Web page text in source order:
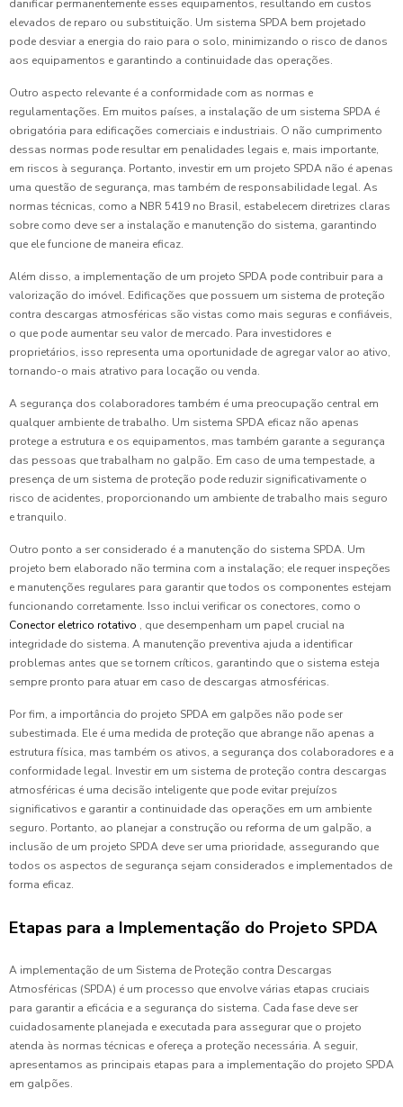
danificar permanentemente esses equipamentos, resultando em custos
elevados de reparo ou substituição. Um sistema SPDA bem projetado
pode desviar a energia do raio para o solo, minimizando o risco de danos
aos equipamentos e garantindo a continuidade das operações.
Outro aspecto relevante é a conformidade com as normas e
regulamentações. Em muitos países, a instalação de um sistema SPDA é
obrigatória para edificações comerciais e industriais. O não cumprimento
dessas normas pode resultar em penalidades legais e, mais importante,
em riscos à segurança. Portanto, investir em um projeto SPDA não é apenas
uma questão de segurança, mas também de responsabilidade legal. As
normas técnicas, como a NBR 5419 no Brasil, estabelecem diretrizes claras
sobre como deve ser a instalação e manutenção do sistema, garantindo
que ele funcione de maneira eficaz.
Além disso, a implementação de um projeto SPDA pode contribuir para a
valorização do imóvel. Edificações que possuem um sistema de proteção
contra descargas atmosféricas são vistas como mais seguras e confiáveis,
o que pode aumentar seu valor de mercado. Para investidores e
proprietários, isso representa uma oportunidade de agregar valor ao ativo,
tornando-o mais atrativo para locação ou venda.
A segurança dos colaboradores também é uma preocupação central em
qualquer ambiente de trabalho. Um sistema SPDA eficaz não apenas
protege a estrutura e os equipamentos, mas também garante a segurança
das pessoas que trabalham no galpão. Em caso de uma tempestade, a
presença de um sistema de proteção pode reduzir significativamente o
risco de acidentes, proporcionando um ambiente de trabalho mais seguro
e tranquilo.
Outro ponto a ser considerado é a manutenção do sistema SPDA. Um
projeto bem elaborado não termina com a instalação; ele requer inspeções
e manutenções regulares para garantir que todos os componentes estejam
funcionando corretamente. Isso inclui verificar os conectores, como o
Conector eletrico rotativo , que desempenham um papel crucial na
integridade do sistema. A manutenção preventiva ajuda a identificar
problemas antes que se tornem críticos, garantindo que o sistema esteja
sempre pronto para atuar em caso de descargas atmosféricas.
Por fim, a importância do projeto SPDA em galpões não pode ser
subestimada. Ele é uma medida de proteção que abrange não apenas a
estrutura física, mas também os ativos, a segurança dos colaboradores e a
conformidade legal. Investir em um sistema de proteção contra descargas
atmosféricas é uma decisão inteligente que pode evitar prejuízos
significativos e garantir a continuidade das operações em um ambiente
seguro. Portanto, ao planejar a construção ou reforma de um galpão, a
inclusão de um projeto SPDA deve ser uma prioridade, assegurando que
todos os aspectos de segurança sejam considerados e implementados de
forma eficaz.
Etapas para a Implementação do Projeto SPDA
A implementação de um Sistema de Proteção contra Descargas
Atmosféricas (SPDA) é um processo que envolve várias etapas cruciais
para garantir a eficácia e a segurança do sistema. Cada fase deve ser
cuidadosamente planejada e executada para assegurar que o projeto
atenda às normas técnicas e ofereça a proteção necessária. A seguir,
apresentamos as principais etapas para a implementação do projeto SPDA
em galpões.